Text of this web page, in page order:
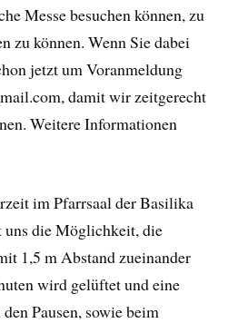
Messe besuchen können, zu
zu können. Wenn Sie dabei
jetzt um Voranmeldung
damit wir zeitgerecht
Weitere Informationen
im Pfarrsaal der Basilika
uns die Möglichkeit, die
1,5 m Abstand zueinander
wird gelüftet und eine
Pausen, sowie beim